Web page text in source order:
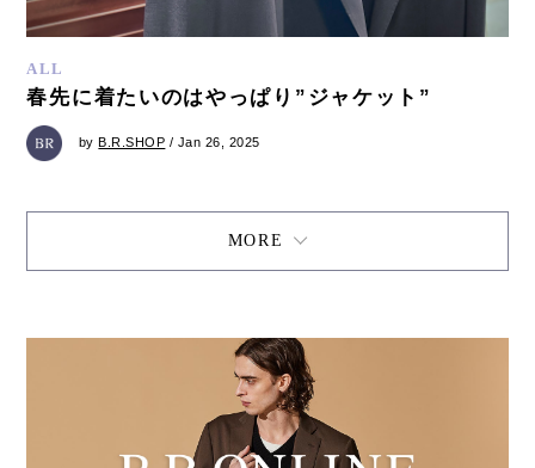
ALL
春先に着たいのはやっぱり”ジャケット”
by B.R.SHOP / Jan 26, 2025
MORE